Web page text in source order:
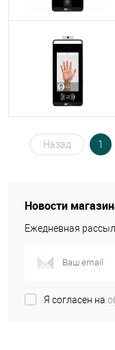
Назад 1
Новости
Ежедневная
Я согласен на